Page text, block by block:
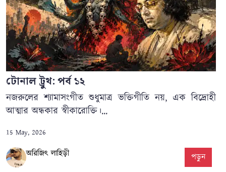
টোনাল ট্রুথ: পর্ব ১২
নজরুলের শ্যামাসংগীত শুধুমাত্র ভক্তিগীতি নয়, এক বিদ্রোহী
আত্মার অন্ধকার স্বীকারোক্তি।...
15 May, 2026
অরিজিৎ লাহিড়ী পড়ুন